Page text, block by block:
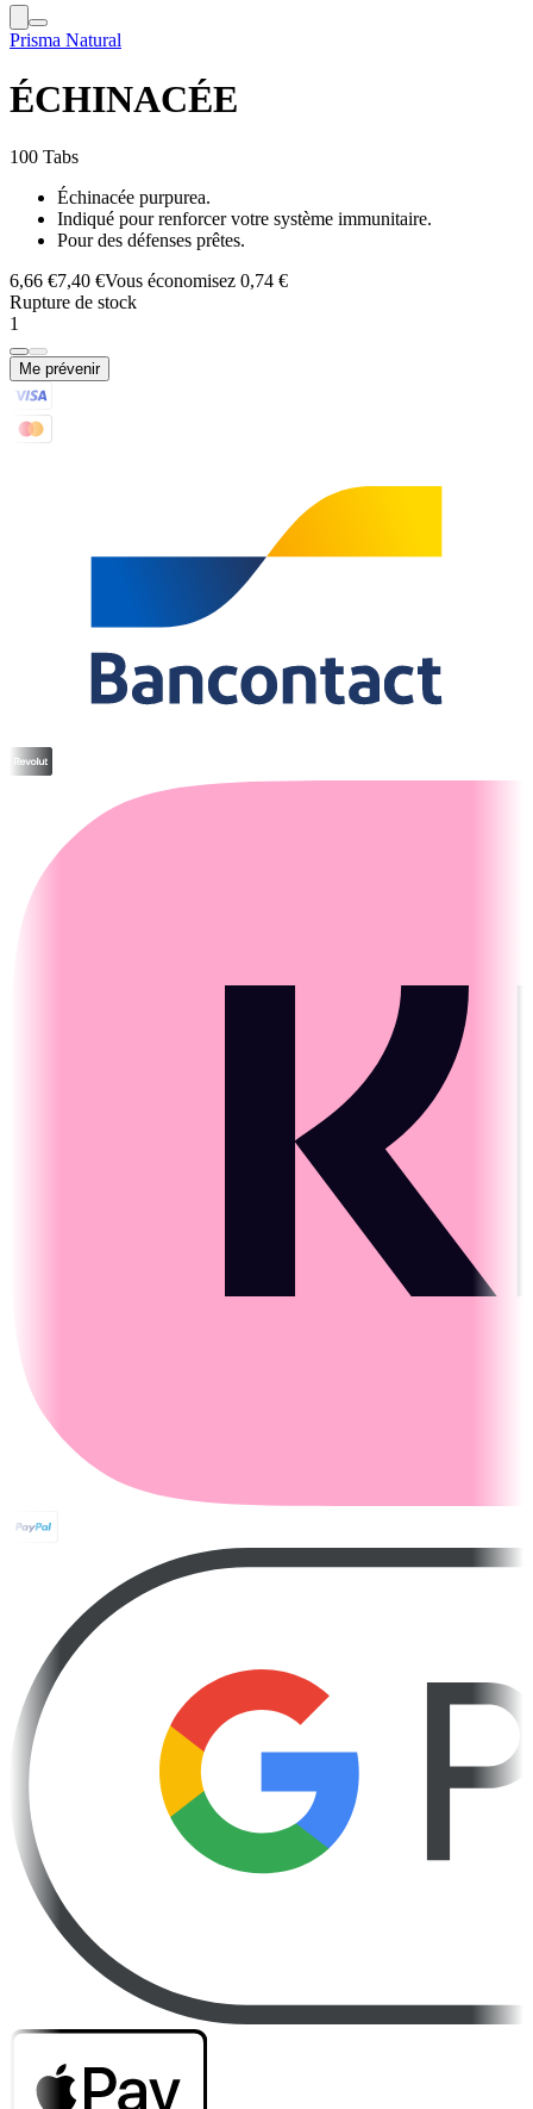
Prisma Natural
ÉCHINACÉE
100 Tabs
Échinacée purpurea.
Indiqué pour renforcer votre système immunitaire.
Pour des défenses prêtes.
6,66 €7,40 €Vous économisez 0,74 €
Rupture de stock
1
Me prévenir